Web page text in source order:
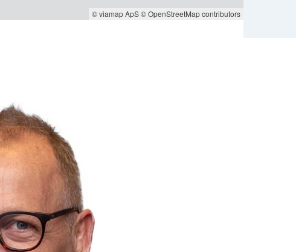
© viamap ApS© OpenStreetMap contributors